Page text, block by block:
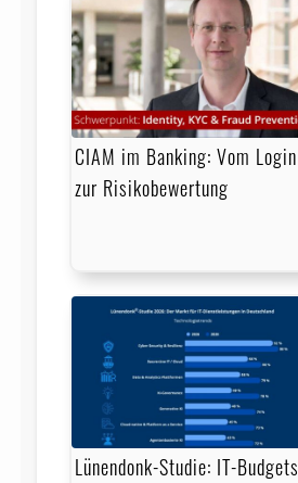
CIAM im Banking: Vom Login
zur Risikobewertung
Lünendonk-Studie: IT-Budgets